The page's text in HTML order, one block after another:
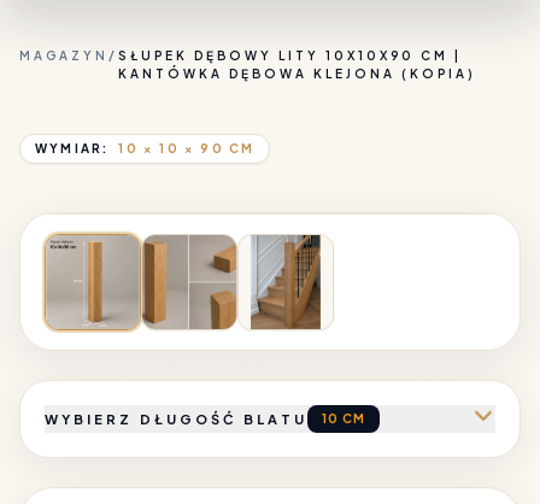
MAGAZYN / SŁUPEK DĘBOWY LITY 10X10X90 CM |
KANTÓWKA DĘBOWA KLEJONA (KOPIA)
WYMIAR:
10 × 10 × 90 CM
PRODUKT POLSKI INDUSTRIAL
WYBIERZ DŁUGOŚĆ BLATU 10 CM